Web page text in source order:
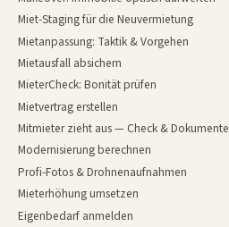
Miet-Staging für die Neuvermietung
Mietanpassung: Taktik & Vorgehen
Mietausfall absichern
MieterCheck: Bonität prüfen
Mietvertrag erstellen
Mitmieter zieht aus — Check & Dokumente
Modernisierung berechnen
Profi-Fotos & Drohnenaufnahmen
Mieterhöhung umsetzen
Eigenbedarf anmelden